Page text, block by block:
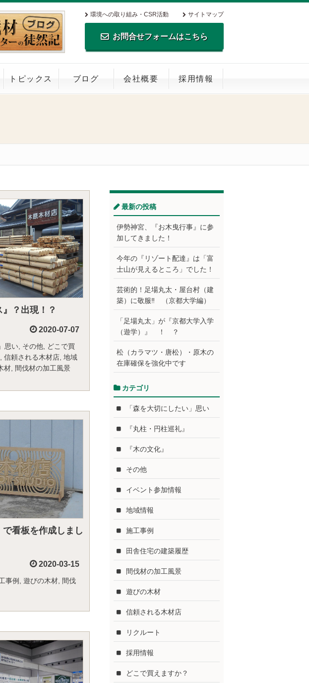
環境への取り組み・CSR活動 サイトマップ
お問合せフォームはこちら
TEL.0795-35-0516 FAX.0795-35-
0269
トピックス ブログ 会社概要 採用情報
』？出現！？
2020-07-07
思い その他
どこで買
信頼される木材店 地域
材 間伐材の加工風景
で看板を作成しまし
2020-03-15
事例 遊びの木材
間伐
最新の投稿
伊勢神宮、『お木曳行事』に参
加してきました！
今年の『リゾート配達』は「富
士山が見えるところ」でした！
芸術的！足場丸太・屋台村（建
築）に敬服‼ （京都大学編）
「足場丸太」が『京都大学入学
（遊学）』 ！ ？
松（カラマツ・唐松）・原木の
在庫確保を強化中です
カテゴリ
「森を大切にしたい」思い
『丸柱・円柱巡礼』
『木の文化』
その他
イベント参加情報
地域情報
施工事例
田舎住宅の建築履歴
間伐材の加工風景
遊びの木材
信頼される木材店
リクルート
採用情報
どこで買えますか？